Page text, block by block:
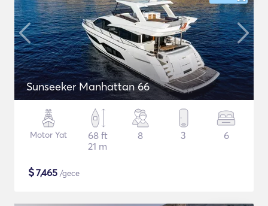
Sunseeker Manhattan 66
Motor Yat
68 ft
21 m
8 3 6
$7,465 /gece